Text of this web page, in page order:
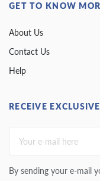
GET TO KNOW
About Us
Contact Us
Help
RECEIVE
By sending your e-mail